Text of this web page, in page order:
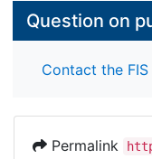
Question on
Contact the FIS
Permalink